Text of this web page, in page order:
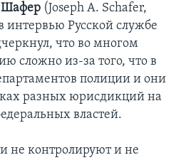
(Joseph A. Schafer,
интервью Русской службе
что во многом
сложно из-за того, что в
полиции и они
разных юрисдикций на
властей.
не контролируют и не